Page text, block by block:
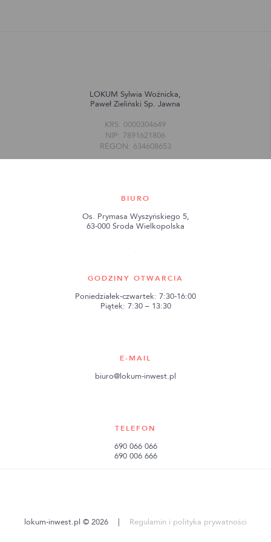
LOKUM Sylwia Woźnicka,
Paweł Zieliński Sp. Jawna
KRS: 0000304649
NIP: 7891621806
REGON: 634608653
BIURO
Os. Prymasa Wyszyńskiego 5,
63-000 Środa Wielkopolska
GODZINY OTWARCIA
Poniedziałek-czwartek: 7:30-16:00
Piątek: 7:30 – 13:30
E-MAIL
biuro@lokum-inwest.pl
TELEFON
690 066 066
690 006 666
lokum-inwest.pl © 2026 | Regulamin i polityka prywatności